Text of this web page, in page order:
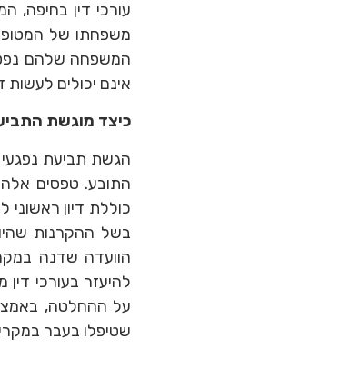
עורכי דין בחיפה,
משפחתו של
המשפחה שלהם
אינם יכולים לעשות
כיצד מוגשת
הגשת תביעת
התובע. טפסים
כוללת דיון
בשל ההקרנות
הוועדה שדנה
להיעזר בעורכי
על ההחלטה,
שטיפלו בעבר